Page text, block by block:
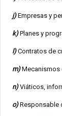
j) Empresas y
k) Planes y
l) Contratos de
m)Mecanismos
n)Viáticos,
o)Responsable